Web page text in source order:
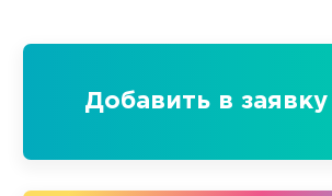
Добавить в заявку